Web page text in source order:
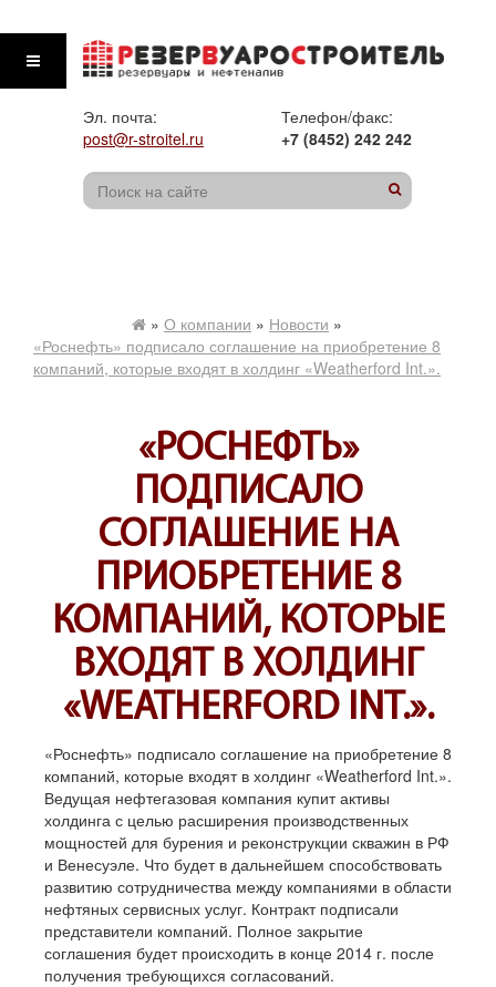
Эл. почта:
post@r-stroitel.ru
Телефон/факс:
+7 (8452) 242 242
» О компании » Новости »
«Роснефть» подписало соглашение на приобретение 8
компаний, которые входят в холдинг «Weatherford Int.».
«РОСНЕФТЬ»
ПОДПИСАЛО
СОГЛАШЕНИЕ НА
ПРИОБРЕТЕНИЕ 8
КОМПАНИЙ, КОТОРЫЕ
ВХОДЯТ В ХОЛДИНГ
«WEATHERFORD INT.».
«Роснефть» подписало соглашение на приобретение 8
компаний, которые входят в холдинг «Weatherford Int.».
Ведущая нефтегазовая компания купит активы
холдинга с целью расширения производственных
мощностей для бурения и реконструкции скважин в РФ
и Венесуэле. Что будет в дальнейшем способствовать
развитию сотрудничества между компаниями в области
нефтяных сервисных услуг. Контракт подписали
представители компаний. Полное закрытие
соглашения будет происходить в конце 2014 г. после
получения требующихся согласований.